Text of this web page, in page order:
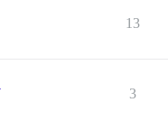
13
3